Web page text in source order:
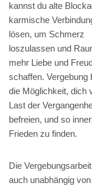
kannst du alte
karmische
lösen, um Schmerz
loszulassen und
mehr Liebe und
schaffen. Vergebung
die Möglichkeit, dich
Last der
befreien, und so
Frieden zu finden.
Die
auch unabhängig von